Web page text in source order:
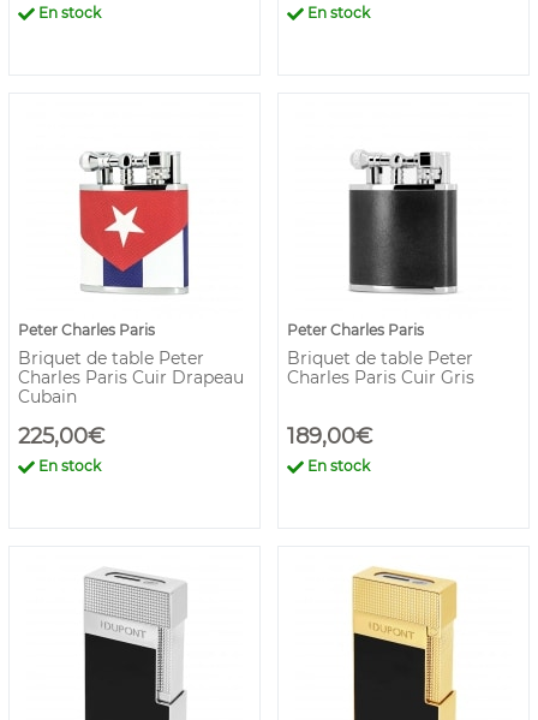
En stock En stock
Peter Charles Paris
Briquet de table Peter
Charles Paris Cuir Drapeau
Cubain
225,00€
En stock
Peter Charles Paris
Briquet de table Peter
Charles Paris Cuir Gris
189,00€
En stock